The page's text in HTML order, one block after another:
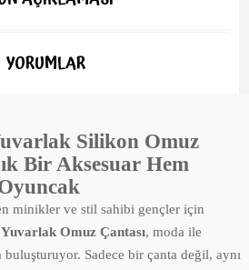
YORUMLAR
Silikon Omuz
Bir Aksesuar Hem
minikler ve stil sahibi gençler için
Omuz Çantası, moda ile
buluşturuyor. Sadece bir çanta değil, aynı